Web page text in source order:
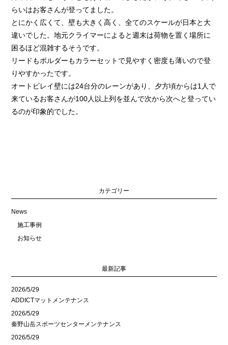
らいはお客さんが登ってました。
とにかく広くて、壁も大きく高く、全てのスケールが日本と大
違いでした。地元クライマーによると週末は荷物を置く場所に
困るほど混雑するそうです。
リードもボルダーもカラーセットで見やすく密度も薄いので登
りやすかったです。
オートビレイ壁には24台分のレーンがあり、夕方頃からは1人で
来ているお客さんが100人以上列を並んで次から次へと登ってい
るのが印象的でした。
カテゴリー
News
施工事例
お知らせ
最新記事
2026/5/29
ADDICTマットメンテナンス
2026/5/29
秦野山岳スポーツセンターメンテナンス
2026/5/29